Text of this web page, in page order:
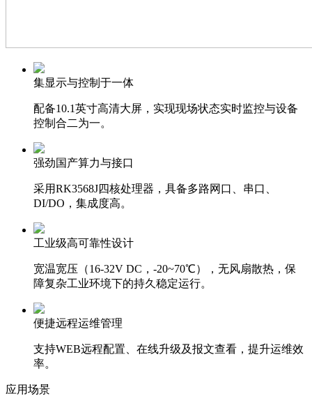
集显示与控制于一体
配备10.1英寸高清大屏，实现现场状态实时监控与设备
控制合二为一。
强劲国产算力与接口
采用RK3568J四核处理器，具备多路网口、串口、
DI/DO，集成度高。
工业级高可靠性设计
宽温宽压（16-32V DC，-20~70℃），无风扇散热，保
障复杂工业环境下的持久稳定运行。
便捷远程运维管理
支持WEB远程配置、在线升级及报文查看，提升运维效
率。
应用场景